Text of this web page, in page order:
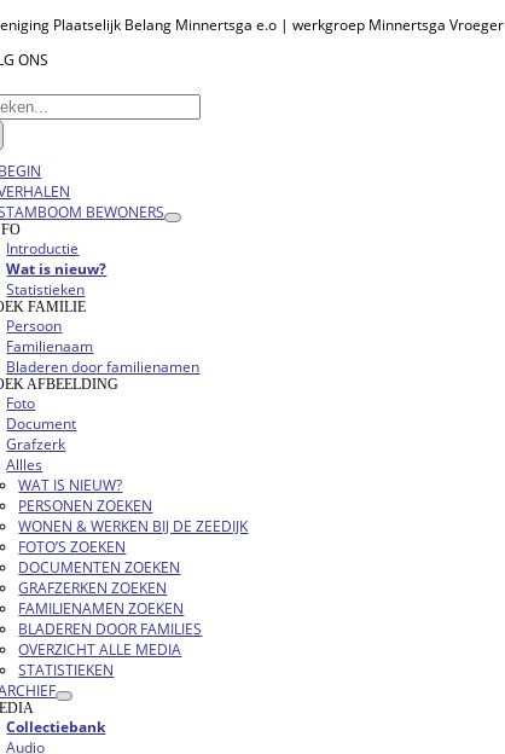
Ga
inhoud
Plaatselijk Belang Minnertsga e.o | werkgroep Minnertsga Vroeger
ONS
BEWONERS
Introductie
Wat is nieuw?
Statistieken
FAMILIE
Persoon
Familienaam
Bladeren door familienamen
AFBEELDING
Foto
Document
Grafzerk
Allles
WAT IS NIEUW?
PERSONEN ZOEKEN
WONEN & WERKEN BIJ DE ZEEDIJK
FOTO’S ZOEKEN
DOCUMENTEN ZOEKEN
GRAFZERKEN ZOEKEN
FAMILIENAMEN ZOEKEN
BLADEREN DOOR FAMILIES
OVERZICHT ALLE MEDIA
STATISTIEKEN
Collectiebank
Audio